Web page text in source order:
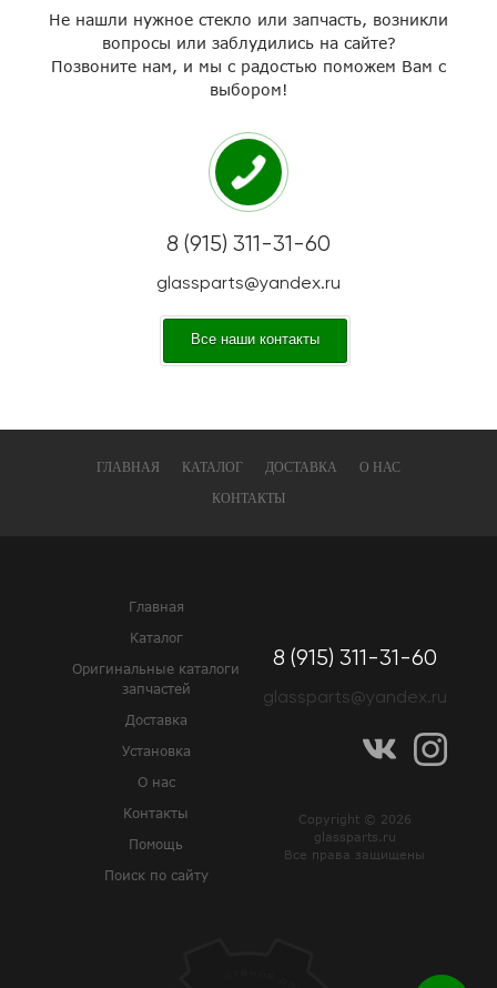
Не нашли нужное стекло или запчасть, возникли
вопросы или заблудились на сайте?
Позвоните нам, и мы с радостью поможем Вам с
выбором!
8 (915) 311-31-60
glassparts@yandex.ru
Все наши контакты
ГЛАВНАЯ КАТАЛОГ ДОСТАВКА
О НАС
КОНТАКТЫ
Главная
Каталог
Оригинальные каталоги
запчастей
Доставка
Установка
О нас
Контакты
Помощь
Поиск по сайту
8 (915) 311-31-60
glassparts@yandex.ru
Copyright © 2026
glassparts.ru
Все права защищены